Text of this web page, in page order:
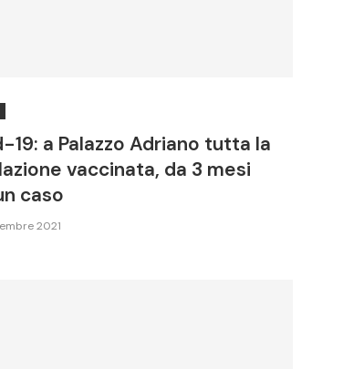
19: a Palazzo Adriano tutta la
vaccinata, da 3 mesi
caso
2021